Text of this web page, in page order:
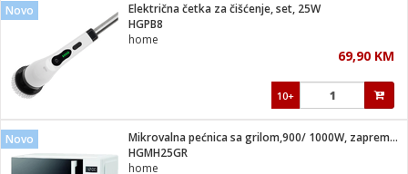
/ Zdravlje
za kosu
brijanje
Novo
Električna četka za čišćenje, set, 25W
HGPB8
home
69,90 KM
10+
Novo
Mikrovalna pećnica sa grilom,900/ 1000W, zapremina 25 lit.
HGMH25GR
home